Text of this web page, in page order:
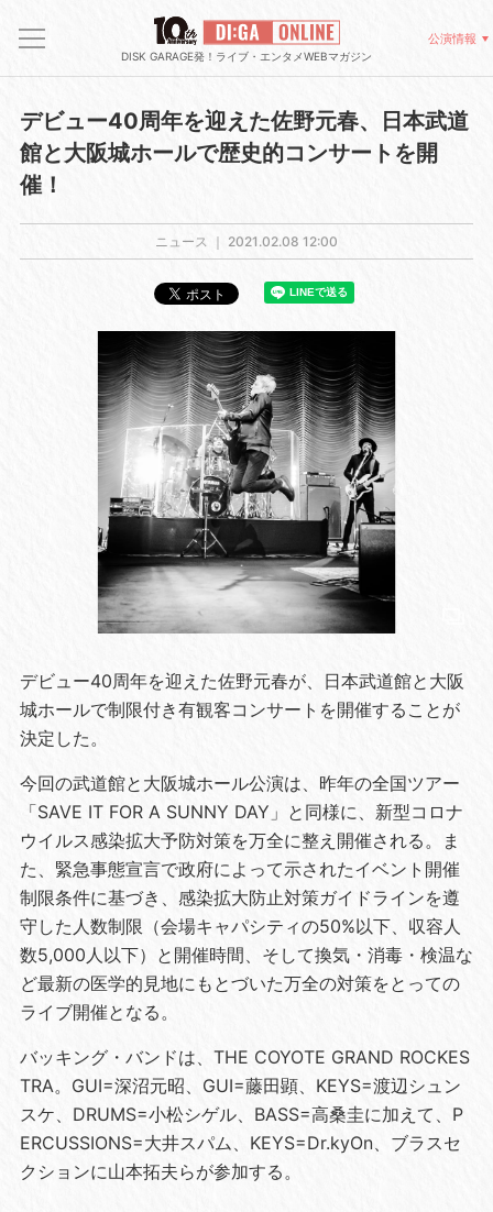
DISK GARAGE発！ライブ・エンタメWEBマガジン
公演情報
デビュー40周年を迎えた佐野元春、日本武道
館と大阪城ホールで歴史的コンサートを開
催！
ニュース ｜ 2021.02.08 12:00
デビュー40周年を迎えた佐野元春が、日本武道館と大阪
城ホールで制限付き有観客コンサートを開催することが
決定した。
今回の武道館と大阪城ホール公演は、昨年の全国ツアー
「SAVE IT FOR A SUNNY DAY」と同様に、新型コロナ
ウイルス感染拡大予防対策を万全に整え開催される。ま
た、緊急事態宣言で政府によって示されたイベント開催
制限条件に基づき、感染拡大防止対策ガイドラインを遵
守した人数制限（会場キャパシティの50%以下、収容人
数5,000人以下）と開催時間、そして換気・消毒・検温な
ど最新の医学的見地にもとづいた万全の対策をとっての
ライブ開催となる。
バッキング・バンドは、THE COYOTE GRAND ROCKES
TRA。GUI=深沼元昭、GUI=藤田顕、KEYS=渡辺シュン
スケ、DRUMS=小松シゲル、BASS=高桑圭に加えて、P
ERCUSSIONS=大井スパム、KEYS=Dr.kyOn、ブラスセ
クションに山本拓夫らが参加する。